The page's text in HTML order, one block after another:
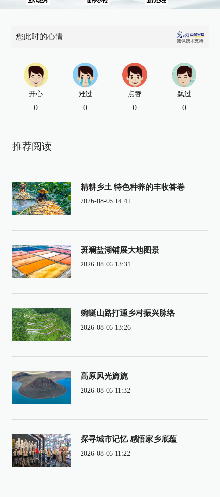
您此时的心情
开心
0
难过
0
点赞
0
飘过
0
推荐阅读
精耕乡土 特色种养的丰收答卷
2026-08-06 14:41
斑斓盐湖铺展大地图景
2026-08-06 13:31
蜿蜒山路打通乡村振兴脉络
2026-08-06 13:26
高原风光旖旎
2026-08-06 11:32
探寻城市记忆 感悟家乡底蕴
2026-08-06 11:22